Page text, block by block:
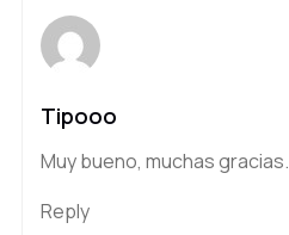
Tipooo
Muy bueno, muchas gracias.
Reply